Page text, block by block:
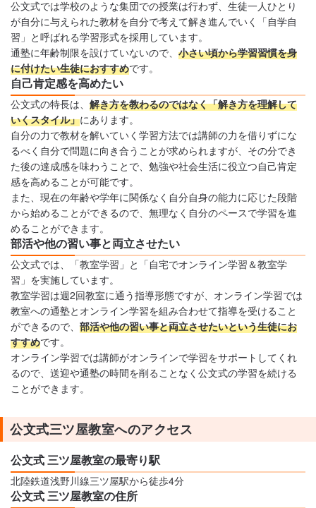
公文式では学校のような集団での授業は行わず、生徒一人ひとり
が自分に与えられた教材を自分で考えて解き進んでいく「自学自
習」と呼ばれる学習形式を採用しています。
通塾に年齢制限を設けていないので、 小さい頃から学習習慣を身
に付けたい生徒におすすめです。
自己肯定感を高めたい
公文式の特長は、 解き方を教わるのではなく「解き方を理解して
いくスタイル」にあります。
自分の力で教材を解いていく学習方法では講師の力を借りずにな
るべく自分で問題に向き合うことが求められますが、その分でき
た後の達成感を味わうことで、勉強や社会生活に役立つ自己肯定
感を高めることが可能です。
また、現在の年齢や学年に関係なく自分自身の能力に応じた段階
から始めることができるので、無理なく自分のペースで学習を進
めることができます。
部活や他の習い事と両立させたい
公文式では、「教室学習」と「自宅でオンライン学習＆教室学
習」を実施しています。
教室学習は週2回教室に通う指導形態ですが、オンライン学習では
教室への通塾とオンライン学習を組み合わせて指導を受けること
ができるので、 部活や他の習い事と両立させたいという生徒にお
すすめです。
オンライン学習では講師がオンラインで学習をサポートしてくれ
るので、送迎や通塾の時間を削ることなく公文式の学習を続ける
ことができます。
公文式三ツ屋教室へのアクセス
公文式 三ツ屋教室の最寄り駅
北陸鉄道浅野川線三ツ屋駅から徒歩4分
公文式 三ツ屋教室の住所